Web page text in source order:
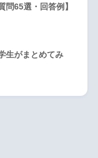
65選・回答例】
生がまとめてみ